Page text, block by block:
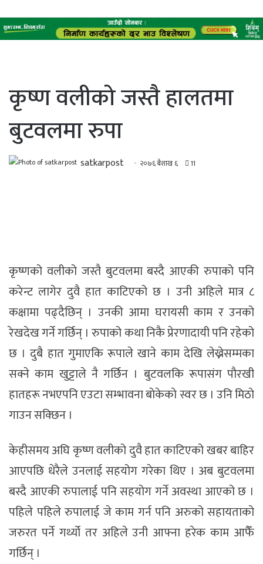
कृष्ण वलीको जस्तै हालतमा
बुटवलमा रुपा
satkarpost २०७६ बैशाख ६ 11
कृष्णको वलीको जस्तै बुटवलमा बस्दै आएकी रुपाको पनि
करेन्ट लागेर दुवै हात काटिएको छ । उनी अहिले मात्र ८
कक्षामा पढ्दैछिन् । उनकी आमा घरायसी काम र उनको
रेखदेख गर्ने गर्छिन् । रुपाको कथा निकै प्रेरणादायी पनि रहेको
छ । दुबै हात गुमाएकि रूपाले खाने काम देखि लेख्नेसम्मका
सक्ने काम खुट्टाले नै गर्छिन । बुटवलकि रूपासंग पाैरखी
हातहरू नभएपनि एउटा सम्भावना बाेकेकाे स्वर छ । उनि मिठाे
गाउन सक्छिन ।
केहीसमय अघि कृष्ण वलीको दुवै हात काटिएको खबर बाहिर
आएपछि धेरैले उनलाई सहयोग गरेका थिए । अब बुटवलमा
बस्दै आएकी रुपालाई पनि सहयोग गर्ने अवस्था आएको छ ।
पहिले पहिले रुपालाई जे काम गर्न पनि अरुको सहायताको
जरुरत पर्ने गर्थ्यो तर अहिले उनी आफ्ना हरेक काम आफैँ
गर्छिन् ।